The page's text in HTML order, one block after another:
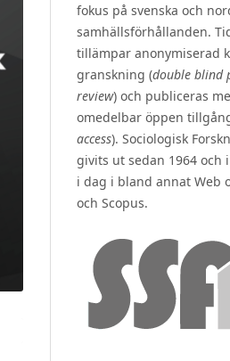
fokus på svenska och
samhällsförhållanden.
tillämpar anonymiserad
granskning (double blind
review) och publiceras
omedelbar öppen
access). Sociologisk
givits ut sedan 1964 och
i dag i bland annat Web
och Scopus.